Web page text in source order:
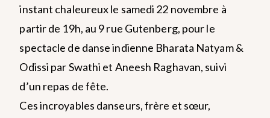
instant chaleureux le samedi 22 novembre à
partir de 19h, au 9 rue Gutenberg, pour le
spectacle de danse indienne Bharata Natyam &
Odissi par Swathi et Aneesh Raghavan, suivi
d’un repas de fête.
Ces incroyables danseurs, frère et sœur,